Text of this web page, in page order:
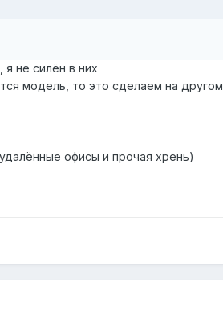
не силён в них
модель, то это сделаем на
офисы и прочая хрень)